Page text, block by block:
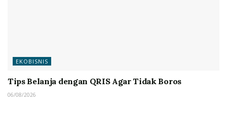
EKOBISNIS
Tips Belanja dengan QRIS Agar Tidak Boros
06/08/2026